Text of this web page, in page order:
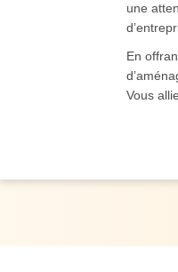
une
En
Vous